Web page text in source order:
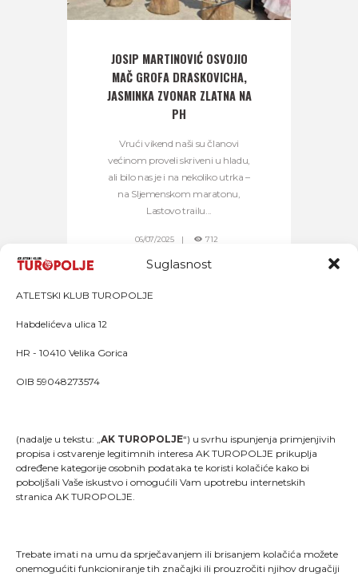
Suglasnost
ATLETSKI KLUB TUROPOLJE
Habdelićeva ulica 12
HR - 10410 Velika Gorica
OIB 59048273574
(nadalje u tekstu: „AK TUROPOLJE“) u svrhu ispunjenja primjenjivih
propisa i ostvarenje legitimnih interesa AK TUROPOLJE prikuplja
određene kategorije osobnih podataka te koristi kolačiće kako bi
poboljšali Vaše iskustvo i omogućili Vam upotrebu internetskih
stranica AK TUROPOLJE.
Trebate imati na umu da sprječavanjem ili brisanjem kolačića možete
onemogućiti funkcioniranje tih značajki ili prouzročiti njihov drugačiji
JOSIP MARTINOVIĆ OSVOJIO
MAČ GROFA DRASKOVICHA,
JASMINKA ZVONAR ZLATNA NA
PH
Vrući vikend naši su članovi
većinom proveli skriveni u hladu,
ali bilo nas je i na nekoliko utrka –
na Sljemenskom maratonu,
Lastovo trailu...
06/07/2025 712